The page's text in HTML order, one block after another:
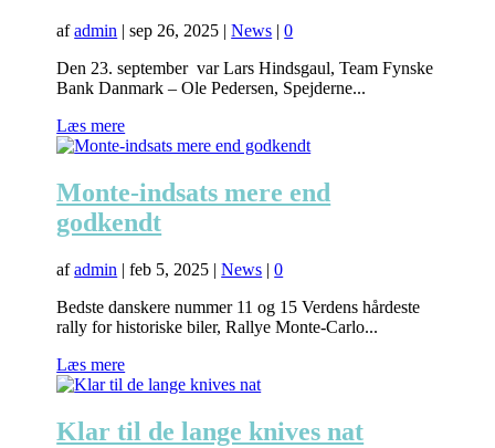
afadmin |sep 26, 2025 |News |0
Den 23. september var Lars Hindsgaul, Team Fynske
Bank Danmark – Ole Pedersen, Spejderne...
Læs mere
Monte-indsats mere end
godkendt
afadmin |feb 5, 2025 |News |0
Bedste danskere nummer 11 og 15 Verdens hårdeste
rally for historiske biler, Rallye Monte-Carlo...
Læs mere
Klar til de lange knives nat